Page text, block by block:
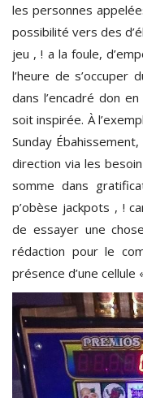
les personnes
possibilité vers des
jeu , ! a la foule,
l’heure de s’occuper
dans l’encadré don
soit inspirée. À
Sunday
direction via les
somme dans
p’obèse jackpots , !
de essayer une
rédaction pour le
présence d’une cellule